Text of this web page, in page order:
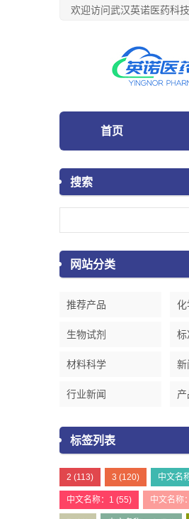
欢迎访问武汉英诺医药科
首页
搜索
网站分类
推荐产品 化
生物试剂 标
材料科学 新
行业新闻
标签列表
2 (113) 3 (120) 中文名
中文名称：1 (55) 中文名称